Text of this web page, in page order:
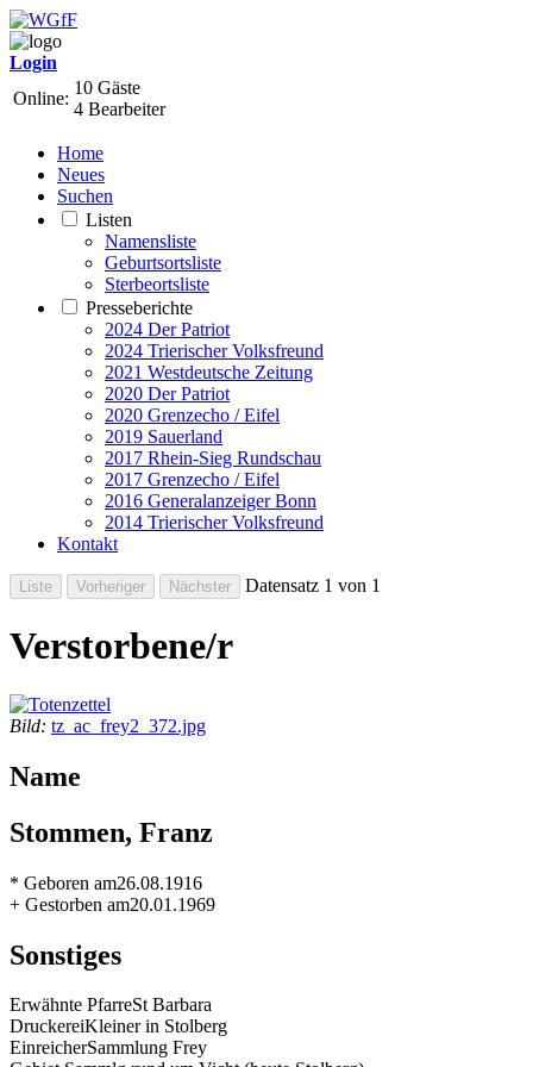
Login
Online:
10 Gäste
4 Bearbeiter
Home
Neues
Suchen
Listen
Namensliste
Geburtsortsliste
Sterbeortsliste
Presseberichte
2024 Der Patriot
2024 Trierischer Volksfreund
2021 Westdeutsche Zeitung
2020 Der Patriot
2020 Grenzecho / Eifel
2019 Sauerland
2017 Rhein-Sieg Rundschau
2017 Grenzecho / Eifel
2016 Generalanzeiger Bonn
2014 Trierischer Volksfreund
Kontakt
Datensatz 1 von 1
Verstorbene/r
Bild: tz_ac_frey2_372.jpg
Name
Stommen, Franz
* Geboren am26.08.1916
+ Gestorben am20.01.1969
Sonstiges
Erwähnte PfarreSt Barbara
DruckereiKleiner in Stolberg
EinreicherSammlung Frey